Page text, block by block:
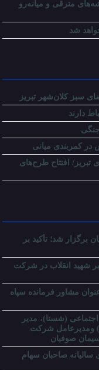
مترقی و میانه‌رو
شد
سبز کلان‌شهر تبریز
تبریز/ افتتاح طرح‌های
شد؛ تأکید بر
شهید انقلاب در شرکت
مشاور فرمانده سپاه
(شستا)، مدیر
ومدیرعامل شرکت
صوفیان
صاحبان سهام